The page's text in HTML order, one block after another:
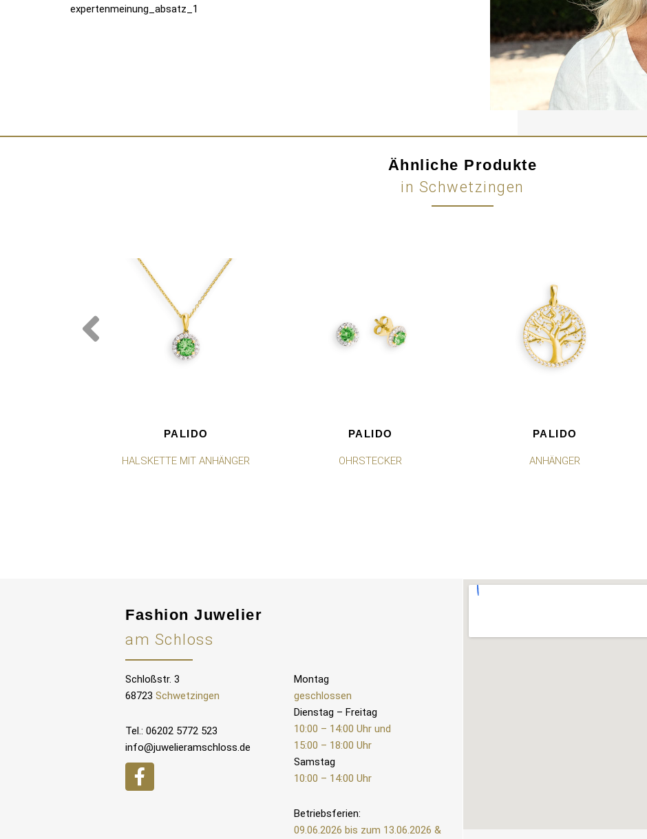
expertenmeinung_absatz_1
Ähnliche Produkte
in Schwetzingen
PALIDO
HALSKETTE MIT ANHÄNGER
PALIDO
OHRSTECKER
PALIDO
ANHÄNGER
Fashion Juwelier
am Schloss
Schloßstr. 3
68723 Schwetzingen
Tel.: 06202 5772 523
info@juwelieramschloss.de
Montag
geschlossen
Dienstag – Freitag
10:00 – 14:00 Uhr und
15:00 – 18:00 Uhr
Samstag
10:00 – 14:00 Uhr
Betriebsferien:
09.06.2026 bis zum 13.06.2026 &